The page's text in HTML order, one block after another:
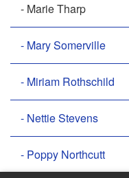
- Marie Tharp
- Mary Somerville
- Miriam Rothschild
- Nettie Stevens
- Poppy Northcutt